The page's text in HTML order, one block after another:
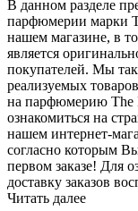
В данном разделе
парфюмерии марки
нашем магазине, в
является
покупателей. Мы
реализуемых
на парфюмерию The
ознакомиться на
нашем интернет-
согласно которым
первом заказе! Для
доставку заказов
Читать далее